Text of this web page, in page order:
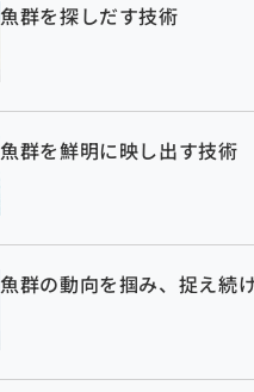
魚群を探しだす技術
魚群を鮮明に映し出す技術
魚群の動向を掴み、捉え続